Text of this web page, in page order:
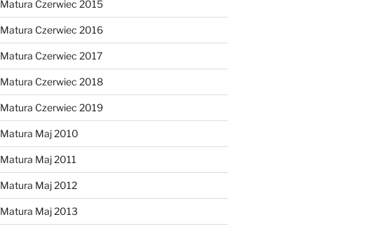
Matura Czerwiec 2015
Matura Czerwiec 2016
Matura Czerwiec 2017
Matura Czerwiec 2018
Matura Czerwiec 2019
Matura Maj 2010
Matura Maj 2011
Matura Maj 2012
Matura Maj 2013